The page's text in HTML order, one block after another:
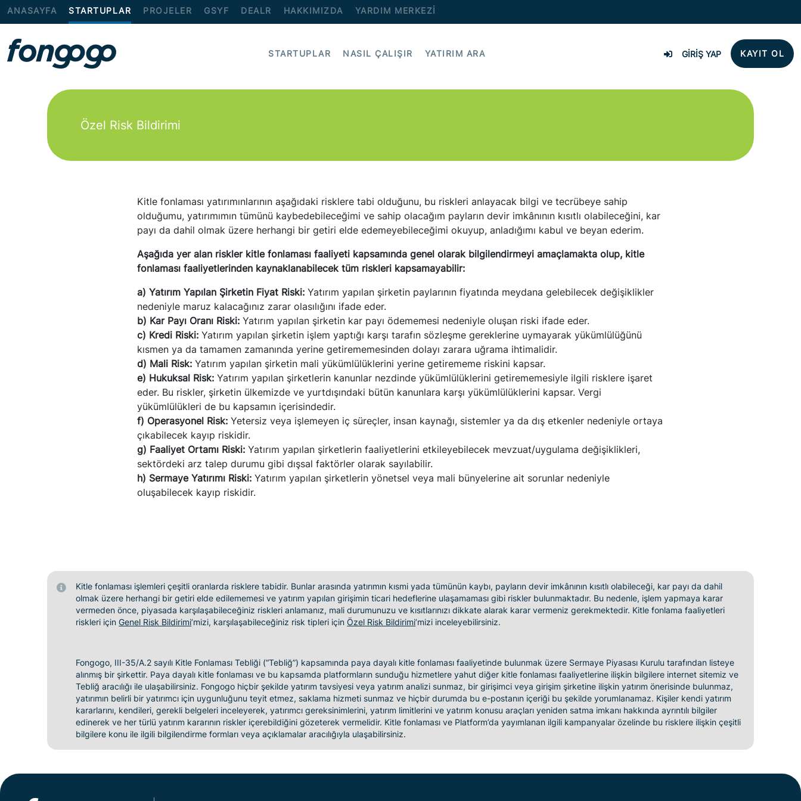
ANASAYFA STARTUPLAR PROJELER GSYF DEALR HAKKIMIZDA YARDIM MERKEZİ
STARTUPLAR NASIL ÇALIŞIR YATIRIM ARA GİRİŞ YAP KAYIT OL
Özel Risk Bildirimi
Kitle fonlaması yatırımınlarının aşağıdaki risklere tabi olduğunu, bu riskleri anlayacak bilgi ve tecrübeye sahip
olduğumu, yatırımımın tümünü kaybedebileceğimi ve sahip olacağım payların devir imkânının kısıtlı olabileceğini, kar
payı da dahil olmak üzere herhangi bir getiri elde edemeyebileceğimi okuyup, anladığımı kabul ve beyan ederim.
Aşağıda yer alan riskler kitle fonlaması faaliyeti kapsamında genel olarak bilgilendirmeyi amaçlamakta olup, kitle
fonlaması faaliyetlerinden kaynaklanabilecek tüm riskleri kapsamayabilir:
a) Yatırım Yapılan Şirketin Fiyat Riski: Yatırım yapılan şirketin paylarının fiyatında meydana gelebilecek değişiklikler
nedeniyle maruz kalacağınız zarar olasılığını ifade eder.
b) Kar Payı Oranı Riski: Yatırım yapılan şirketin kar payı ödememesi nedeniyle oluşan riski ifade eder.
c) Kredi Riski: Yatırım yapılan şirketin işlem yaptığı karşı tarafın sözleşme gereklerine uymayarak yükümlülüğünü
kısmen ya da tamamen zamanında yerine getirememesinden dolayı zarara uğrama ihtimalidir.
d) Mali Risk: Yatırım yapılan şirketin mali yükümlülüklerini yerine getirememe riskini kapsar.
e) Hukuksal Risk: Yatırım yapılan şirketlerin kanunlar nezdinde yükümlülüklerini getirememesiyle ilgili risklere işaret
eder. Bu riskler, şirketin ülkemizde ve yurtdışındaki bütün kanunlara karşı yükümlülüklerini kapsar. Vergi
yükümlülükleri de bu kapsamın içerisindedir.
f) Operasyonel Risk: Yetersiz veya işlemeyen iç süreçler, insan kaynağı, sistemler ya da dış etkenler nedeniyle ortaya
çıkabilecek kayıp riskidir.
g) Faaliyet Ortamı Riski: Yatırım yapılan şirketlerin faaliyetlerini etkileyebilecek mevzuat/uygulama değişiklikleri,
sektördeki arz talep durumu gibi dışsal faktörler olarak sayılabilir.
h) Sermaye Yatırımı Riski: Yatırım yapılan şirketlerin yönetsel veya mali bünyelerine ait sorunlar nedeniyle
oluşabilecek kayıp riskidir.
Kitle fonlaması işlemleri çeşitli oranlarda risklere tabidir. Bunlar arasında yatırımın kısmi yada tümünün kaybı, payların devir imkânının kısıtlı olabileceği, kar payı da dahil
olmak üzere herhangi bir getiri elde edilememesi ve yatırım yapılan girişimin ticari hedeflerine ulaşamaması gibi riskler bulunmaktadır. Bu nedenle, işlem yapmaya karar
vermeden önce, piyasada karşılaşabileceğiniz riskleri anlamanız, mali durumunuzu ve kısıtlarınızı dikkate alarak karar vermeniz gerekmektedir. Kitle fonlama faaliyetleri
riskleri içinGenel Risk Bildirimi’mizi, karşılaşabileceğiniz risk tipleri içinÖzel Risk Bildirimi’mizi inceleyebilirsiniz.
Fongogo, III-35/A.2 sayılı Kitle Fonlaması Tebliği (“Tebliğ”) kapsamında paya dayalı kitle fonlaması faaliyetinde bulunmak üzere Sermaye Piyasası Kurulu tarafından listeye
alınmış bir şirkettir. Paya dayalı kitle fonlaması ve bu kapsamda platformların sunduğu hizmetlere yahut diğer kitle fonlaması faaliyetlerine ilişkin bilgilere internet sitemiz ve
Tebliğ aracılığı ile ulaşabilirsiniz. Fongogo hiçbir şekilde yatırım tavsiyesi veya yatırım analizi sunmaz, bir girişimci veya girişim şirketine ilişkin yatırım önerisinde bulunmaz,
yatırımın belirli bir yatırımcı için uygunluğunu teyit etmez, saklama hizmeti sunmaz ve hiçbir durumda bu e-postanın içeriği bu şekilde yorumlanamaz. Kişiler kendi yatırım
kararlarını, kendileri, gerekli belgeleri inceleyerek, yatırımcı gereksinimlerini, yatırım limitlerini ve yatırım konusu araçları yeniden satma imkanı hakkında ayrıntılı bilgiler
edinerek ve her türlü yatırım kararının riskler içerebildiğini gözeterek vermelidir. Kitle fonlaması ve Platform’da yayımlanan ilgili kampanyalar özelinde bu risklere ilişkin çeşitli
bilgilere konu ile ilgili bilgilendirme formları veya açıklamalar aracılığıyla ulaşabilirsiniz.